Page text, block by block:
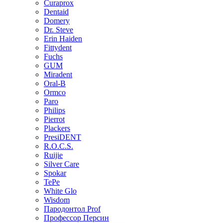
Curaprox
Dentaid
Domery
Dr. Steve
Erin Haiden
Fittydent
Fuchs
GUM
Miradent
Oral-B
Ormco
Paro
Philips
Pierrot
Plackers
PresiDENT
R.O.C.S.
Ruijie
Silver Care
Spokar
TePe
White Glo
Wisdom
Пародонтол Prof
Профессор Персин